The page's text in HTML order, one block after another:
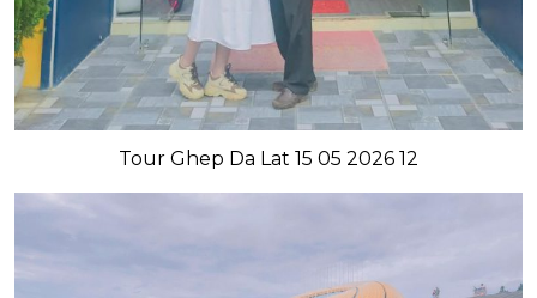
Tour Ghep Da Lat 15 05 2026 12